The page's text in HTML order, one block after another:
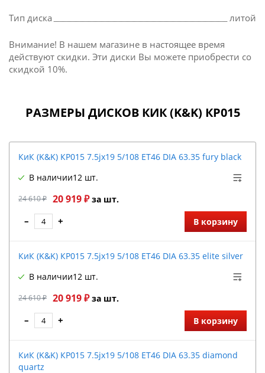
Тип диска литой
Внимание! В нашем магазине в настоящее время
действуют скидки. Эти диски Вы можете приобрести со
скидкой 10%.
РАЗМЕРЫ ДИСКОВ КИК (K&K) КР015
КиК (K&K) КР015 7.5jx19 5/108 ET46 DIA 63.35 fury black
24 610 ₽ 20 919 ₽за шт.
В наличии12 шт.
– + В корзину
КиК (K&K) КР015 7.5jx19 5/108 ET46 DIA 63.35 elite silver
24 610 ₽ 20 919 ₽за шт.
В наличии12 шт.
– + В корзину
КиК (K&K) КР015 7.5jx19 5/108 ET46 DIA 63.35 diamond
quartz